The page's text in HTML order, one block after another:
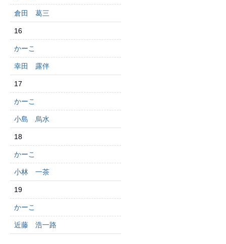
倉田 葛三
16
かーこ
幸田 露伴
17
かーこ
小島 烏水
18
かーこ
小林 一茶
19
かーこ
近藤 浩一路